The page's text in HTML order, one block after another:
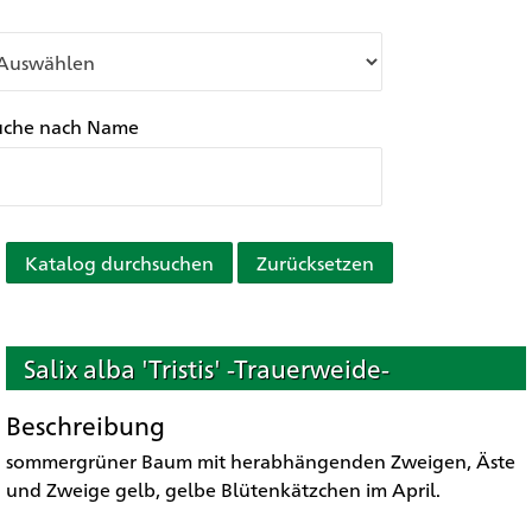
nach Name
Katalog durchsuchen Zurücksetzen
Salix alba 'Tristis' -Trauerweide-
Beschreibung
sommergrüner Baum mit herabhängenden Zweigen, Äste
und Zweige gelb, gelbe Blütenkätzchen im April.